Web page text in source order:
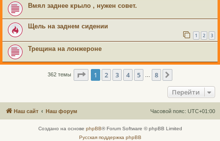
Вмял заднее крыло , нужен совет.
Щель на заднем сидении
1 2 3
Трещина на лонжероне
362 темы Страница из
1 2 3 4 5 8
Перейти
Наш сайт Наш форум Часовой пояс: UTC+01:00
Создано на основе phpBB® Forum Software © phpBB Limited
Русская поддержка phpBB